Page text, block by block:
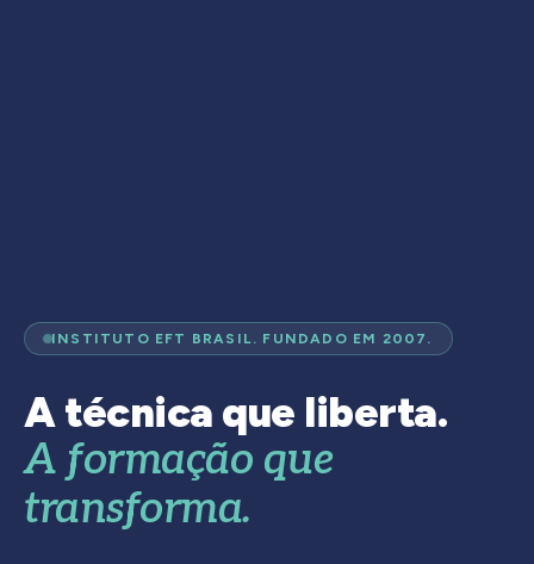
INSTITUTO EFT BRASIL. FUNDADO EM 2007.
A técnica que liberta.
A formação que
transforma.